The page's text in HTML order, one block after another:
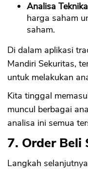
Analisa
harga saham
saham.
Di dalam aplikasi
Mandiri Sekuritas,
untuk melakukan
Kita tinggal
muncul berbagai
analisa ini semua
7. Order Beli
Langkah